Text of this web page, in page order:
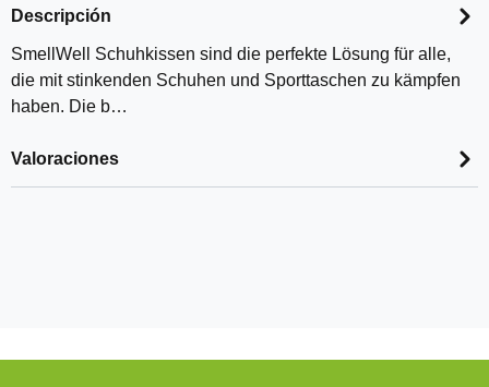
Descripción
SmellWell Schuhkissen sind die perfekte Lösung für alle,
die mit stinkenden Schuhen und Sporttaschen zu kämpfen
haben. Die b…
Valoraciones